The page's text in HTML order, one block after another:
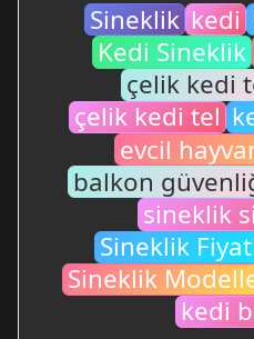
Sineklik kedi
Kedi Sineklik
çelik kedi
çelik kedi tel
evcil
balkon
sineklik
Sineklik
Sineklik
kedi